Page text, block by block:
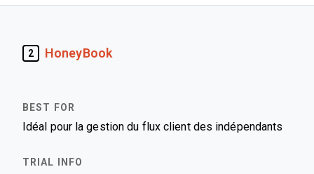
2 HoneyBook
Idéal pour la gestion du flux client des indépendants